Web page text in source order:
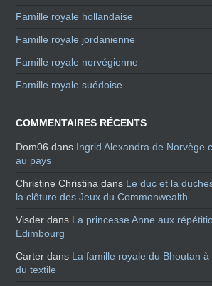
Famille royale hollandaise
Famille royale jordanienne
Famille royale norvégienne
Famille royale suédoise
COMMENTAIRES RÉCENTS
Dom06 dans Ingrid Alexandra de Norvège
au pays
Christine Christina dans Le duc et la
la clôture des Jeux du Commonwealth
Visder dans La princesse Anne aux
Edimbourg
Carter dans La famille royale du Bhoutan à
du textile